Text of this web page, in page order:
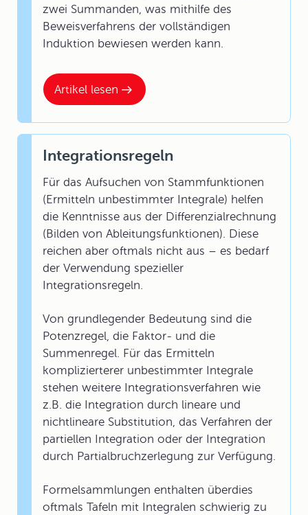
Artikel lesen
zwei Summanden, was mithilfe des
Beweisverfahrens der vollständigen
Induktion bewiesen werden kann.
Integrationsregeln
Für das Aufsuchen von Stammfunktionen
(Ermitteln unbestimmter Integrale) helfen
die Kenntnisse aus der Differenzialrechnung
(Bilden von Ableitungsfunktionen). Diese
reichen aber oftmals nicht aus – es bedarf
der Verwendung spezieller
Integrationsregeln.
Von grundlegender Bedeutung sind die
Potenzregel, die Faktor- und die
Summenregel. Für das Ermitteln
komplizierterer unbestimmter Integrale
stehen weitere Integrationsverfahren wie
z.B. die Integration durch lineare und
nichtlineare Substitution, das Verfahren der
partiellen Integration oder der Integration
durch Partialbruchzerlegung zur Verfügung.
Formelsammlungen enthalten überdies
oftmals Tafeln mit Integralen schwierig zu